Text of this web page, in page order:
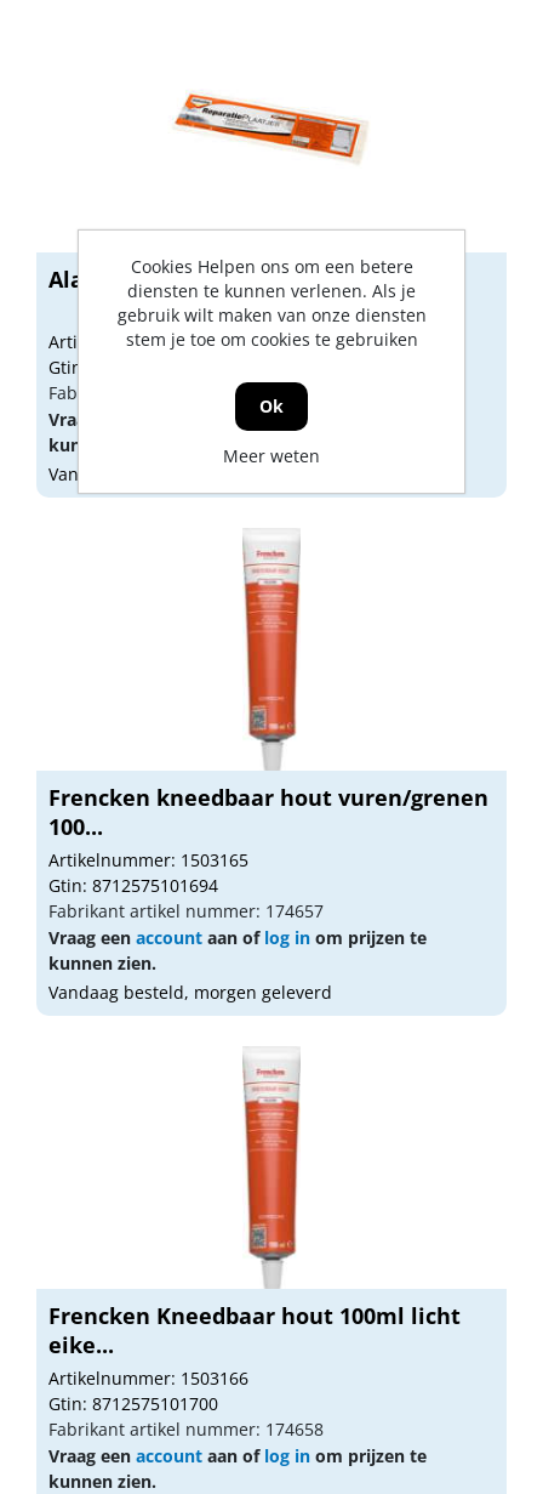
Alabastine houtrotreparatieplaatjes
Artikelnummer: 1510112
Gtin: 8710839114459
Fabrikant artikel nummer: 5314835
Vraag een
aan oflog in
kunnen zien.
Vandaag besteld, morgen geleverd
Frencken kneedbaar hout vuren/grenen
100...
Artikelnummer: 1503165
Gtin: 8712575101694
Fabrikant artikel nummer: 174657
Vraag een account aan of log in om prijzen te
kunnen zien.
Vandaag besteld, morgen geleverd
Frencken Kneedbaar hout 100ml licht
eike...
Artikelnummer: 1503166
Gtin: 8712575101700
Fabrikant artikel nummer: 174658
Vraag een account aan of log in om prijzen te
kunnen zien.
Cookies Helpen ons om een betere
diensten te kunnen verlenen. Als je
gebruik wilt maken van onze diensten
stem je toe om cookies te gebruiken
Ok
Meer weten